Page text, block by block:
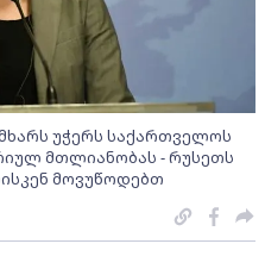
უჭერს საქართველოს
მთლიანობას - რუსეთს
მოვუწოდებთ